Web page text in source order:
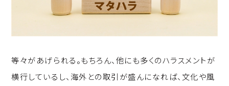
等々があげられる。もちろん、他にも多くのハラスメントが
横行しているし、海外との取引が盛んになれば、文化や風